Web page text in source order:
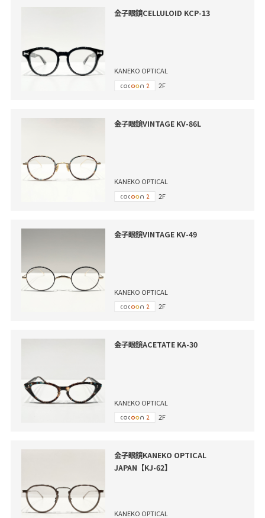
金子眼鏡CELLULOID KCP-13
KANEKO OPTICAL
2F
金子眼鏡VINTAGE KV-86L
KANEKO OPTICAL
2F
金子眼鏡VINTAGE KV-49
KANEKO OPTICAL
2F
金子眼鏡ACETATE KA-30
KANEKO OPTICAL
2F
金子眼鏡KANEKO OPTICAL
JAPAN【KJ-62】
KANEKO OPTICAL